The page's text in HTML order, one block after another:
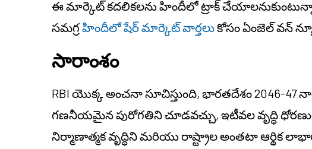
ఈ మార్కెట్ కదలికలను హిందీలో ట్రాక్
సమగ్రహిందీలో షేర్ మార్కెట్ వార్తలుకోసం ఏంజెల్ వన్
సారాంశం
RBI యొక్క అంచనా సూచిస్తుంది, భారతదేశం 2046-
గణనీయమైన పురోగతిని చూడవచ్చు, ఇటీవల వృద్ధి
నిర్మాణాత్మక వృద్ధిని మరియు రాష్ట్రాల అంతటా ఆర్థిక